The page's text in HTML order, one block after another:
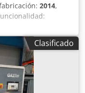
2014,
R55i, modelo
tornillo de 55 kW
26
Clasificado